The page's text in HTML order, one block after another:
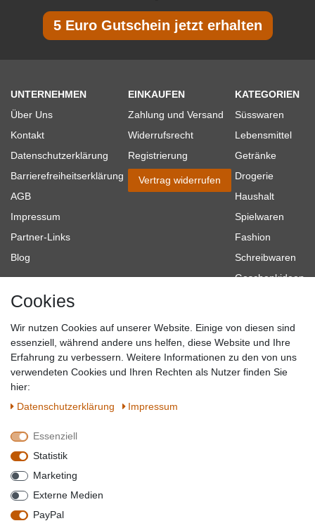
5 Euro Gutschein jetzt erhalten
UNTERNEHMEN
Über Uns
Kontakt
Datenschutzerklärung
Barrierefreiheitserklärung
AGB
Impressum
Partner-Links
Blog
EINKAUFEN
Zahlung und Versand
Widerrufsrecht
Registrierung
Vertrag widerrufen
KATEGORIEN
Süsswaren
Lebensmittel
Getränke
Drogerie
Haushalt
Spielwaren
Fashion
Schreibwaren
Geschenkideen
Topmarken
SICHER EINKAUFEN
QUALITÄT
WIR AKZEPTIEREN
Cookies
Wir nutzen Cookies auf unserer Website. Einige von diesen sind
essenziell, während andere uns helfen, diese Website und Ihre
Erfahrung zu verbessern. Weitere Informationen zu den von uns
verwendeten Cookies und Ihren Rechten als Nutzer finden Sie
hier:
Daten­schutz­erklärung
Impressum
Essenziell
Statistik
Marketing
Externe Medien
PayPal